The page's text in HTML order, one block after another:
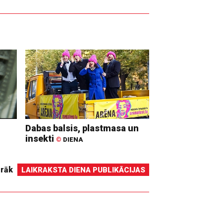
Dabas balsis, plastmasa un
insekti © DIENA
LAIKRAKSTA DIENA PUBLIKĀCIJAS